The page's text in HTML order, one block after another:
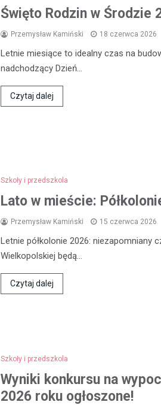
Święto Rodzin w Środzie
Przemysław Kamiński 18 czerwca 2026
Letnie miesiące to idealny czas na
nadchodzący Dzień…
Czytaj dalej
Szkoły i przedszkola
Lato w mieście:
Przemysław Kamiński 15 czerwca 2026
Letnie półkolonie 2026: niezapomniany
Wielkopolskiej będą…
Czytaj dalej
Szkoły i przedszkola
Wyniki konkursu na
2026 roku ogłoszone!